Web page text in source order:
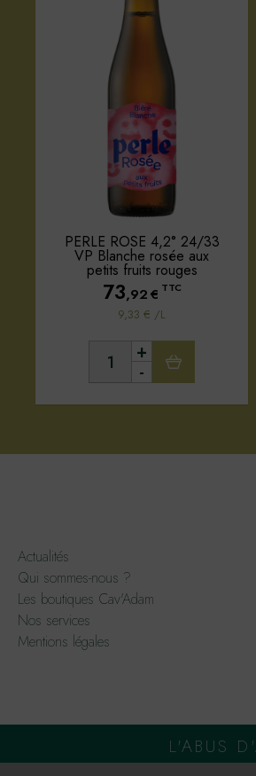
PERLE ROSE 4,2° 24/33
VP Blanche rosée aux
petits fruits rouges
73,92€ TTC
9,33 € /L
-
+
Actualités
Qui sommes-nous ?
Les boutiques Cav'Adam
Nos services
Mentions légales
L'ABUS